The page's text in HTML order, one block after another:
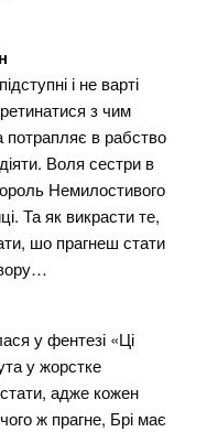
і не варті
з чим
потрапляє в рабство
Воля сестри в
Немилостивого
Та як викрасти те,
шо прагнеш стати
у фентезі «Ці
у жорстке
адже кожен
ж прагне, Брі має